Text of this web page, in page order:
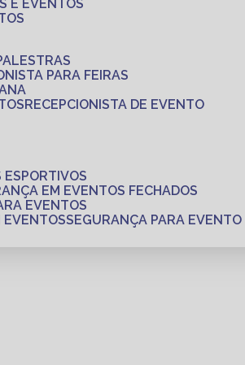
E EVENTOS
PARA FEIRAS
RECEPCIONISTA DE EVENTO
ESPORTIVOS
EM EVENTOS FECHADOS
EVENTOS
EVENTOS SEGURANÇA PARA EVENTO